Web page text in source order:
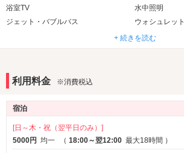
浴室TV
水中照明
ジェット・バブルバス
ウォシュレット
Android充電器
DVDプレーヤー
アメニティ
カールドライヤー
バスローブ
+ 続きを読む
利用料金 ※消費税込
宿泊
[日～木・祝（翌平日のみ）]
5000円 均一 （ 18:00～翌12:00 最大18時間 ）